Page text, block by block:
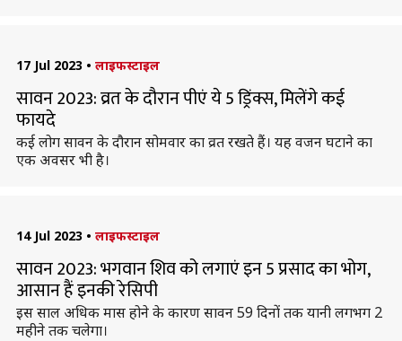
17 Jul 2023 • लाइफस्टाइल
सावन 2023: व्रत के दौरान पीएं ये 5 ड्रिंक्स, मिलेंगे कई
फायदे
कई लोग सावन के दौरान सोमवार का व्रत रखते हैं। यह वजन घटाने का
एक अवसर भी है।
14 Jul 2023 • लाइफस्टाइल
सावन 2023: भगवान शिव को लगाएं इन 5 प्रसाद का भोग,
आसान हैं इनकी रेसिपी
इस साल अधिक मास होने के कारण सावन 59 दिनों तक यानी लगभग 2
महीने तक चलेगा।